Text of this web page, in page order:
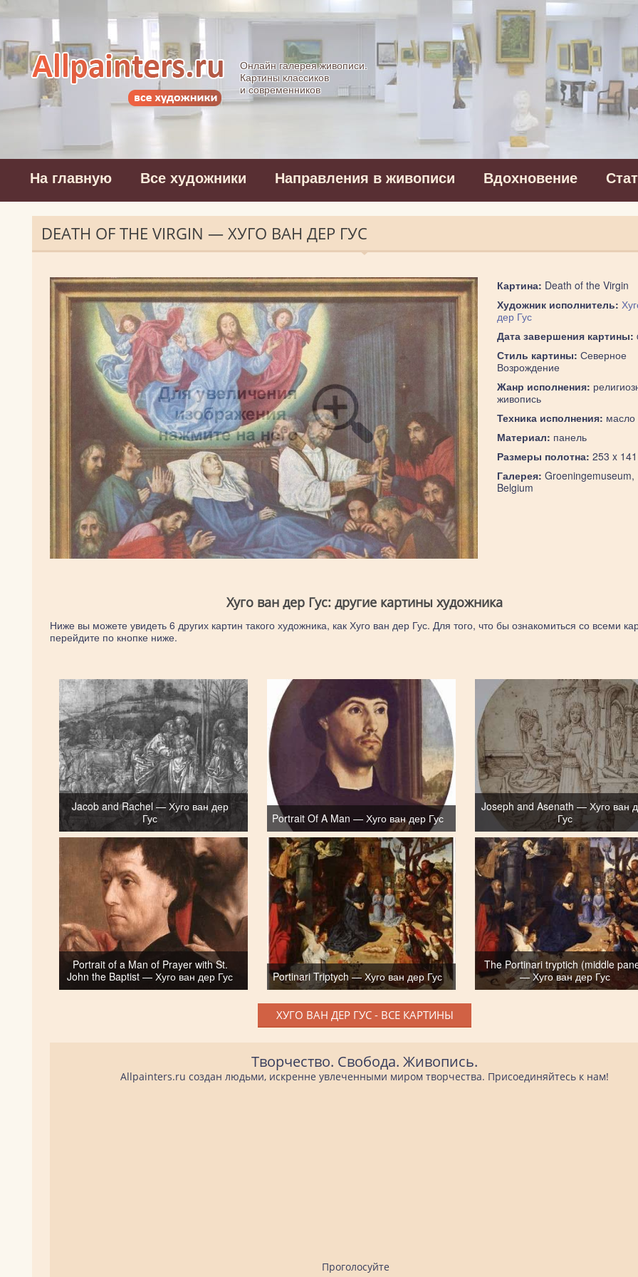
Allpainters.ru - картинная галерея
Онлайн галерея живописи.
Картины классиков
и современников
На главную Все художники Направления в живописи Вдохновение
DEATH OF THE VIRGIN — ХУГО ВАН ДЕР ГУС
Картина: Death of the Virgin
Художник исполнитель:
дер Гус
Дата завершения картины:
Стиль картины: Северное
Возрождение
Жанр исполнения:
живопись
Техника исполнения: масло
Материал: панель
Размеры полотна: 253 x
Галерея: Groeningemuseum,
Belgium
Хуго ван дер Гус: другие картины художника
Ниже вы можете увидеть 6 других картин такого художника, как Хуго ван дер Гус. Для того, что бы ознакомиться со всеми
перейдите по кнопке ниже.
Jacob and Rachel — Хуго ван дер
Гус
Portrait Of A Man — Хуго ван дер Гус
Joseph and Asenath — Хуго ван
Гус
Portrait of a Man of Prayer with St.
John the Baptist — Хуго ван дер Гус
Portinari Triptych — Хуго ван дер Гус
The Portinari tryptich (middle
— Хуго ван дер Гус
ХУГО ВАН ДЕР ГУС - ВСЕ КАРТИНЫ
Творчество. Свобода. Живопись.
Allpainters.ru создан людьми, искренне увлеченными миром творчества. Присоединяйтесь к нам!
Проголосуйте